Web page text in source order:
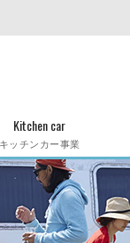
Kitchen car
キッチンカー事業